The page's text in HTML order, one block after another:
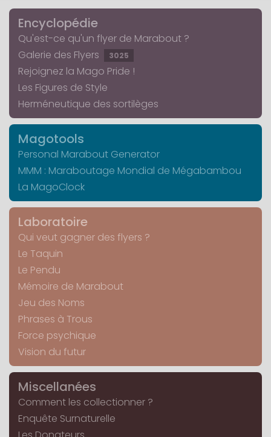
Encyclopédie
Qu'est-ce qu'un flyer de Marabout ?
Galerie des Flyers
3025
Rejoignez la Mago Pride !
Les Figures de Style
Herméneutique des sortilèges
Magotools
Personal Marabout Generator
MMM : Maraboutage Mondial de Mégabambou
La MagoClock
Laboratoire
Qui veut gagner des flyers ?
Le Taquin
Le Pendu
Mémoire de Marabout
Jeu des Noms
Phrases à Trous
Force psychique
Vision du futur
Miscellanées
Comment les collectionner ?
Enquête Surnaturelle